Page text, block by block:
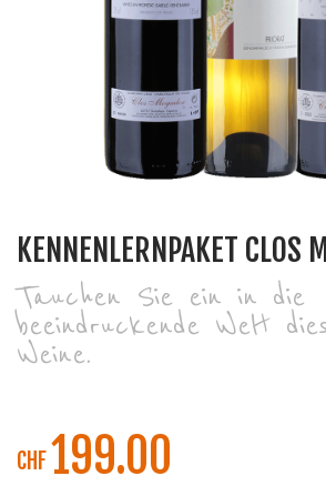
KENNENLERNPAKET CLOS
Tauchen Sie ein in die
beeindruckende Welt
Weine.
CHF199.00